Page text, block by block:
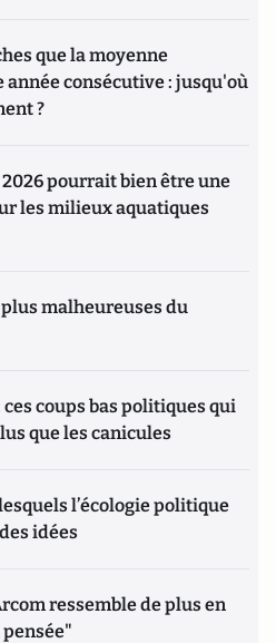
que la moyenne
année consécutive : jusqu'où
?
2026 pourrait bien être une
les milieux aquatiques
malheureuses du
coups bas politiques qui
que les canicules
l’écologie politique
idées
ressemble de plus en